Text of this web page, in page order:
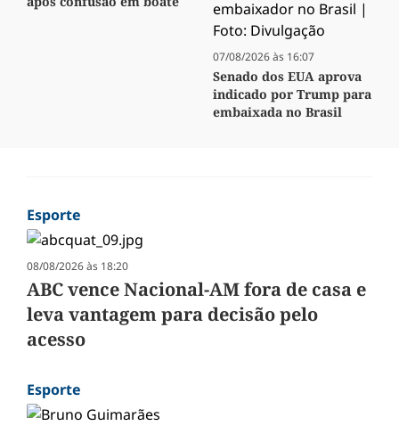
07/08/2026 às 16:07
Senado dos EUA aprova
indicado por Trump para
embaixada no Brasil
Esporte
08/08/2026 às 18:20
ABC vence Nacional-AM fora de casa e
leva vantagem para decisão pelo
acesso
Esporte